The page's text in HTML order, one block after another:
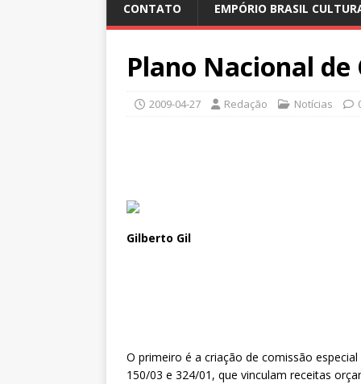
CONTATO EMPÓRIO BRASIL
Plano Nacional
2009-04-27 Redação Notícias
Gilberto Gil
O primeiro é a criação de comissão
150/03 e 324/01, que vinculam receitas